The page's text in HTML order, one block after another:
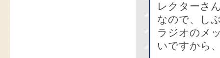
レクターさ
なので、し
ラジオのメ
いですから